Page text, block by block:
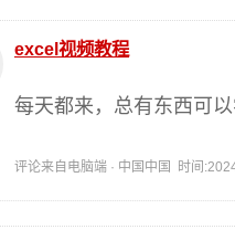
excel视频教程
每天都来，总有东西可
评论来自电脑端 · 中国中国 时间